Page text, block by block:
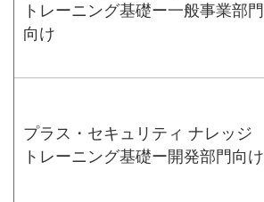
トレーニング基礎ー一般事業部門
向け
プラス・セキュリティ ナレッジ
トレーニング基礎ー開発部門向け